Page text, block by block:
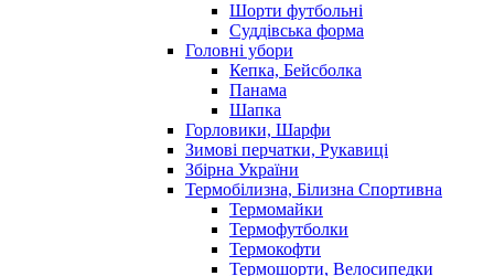
Шорти футбольні
Суддівська форма
Головні убори
Кепка, Бейсболка
Панама
Шапка
Горловики, Шарфи
Зимові перчатки, Рукавиці
Збірна України
Термобілизна, Білизна Спортивна
Термомайки
Термофутболки
Термокофти
Термошорти, Велосипедки